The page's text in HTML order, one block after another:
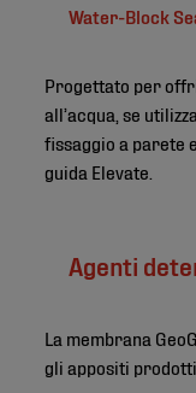
Water-Block
Progettato per
all’acqua, se
fissaggio a parete
guida Elevate.
Agenti
La membrana
gli appositi prodotti